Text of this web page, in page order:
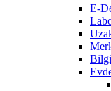
E-